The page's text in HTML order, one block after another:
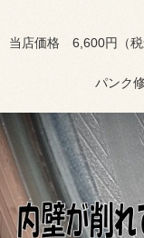
当店価格 6,600円（
パンク